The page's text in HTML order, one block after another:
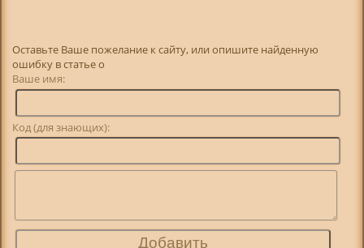
Оставьте Ваше пожелание к сайту, или опишите найденную
ошибку в статье о
Ваше имя:
Код (для знающих):